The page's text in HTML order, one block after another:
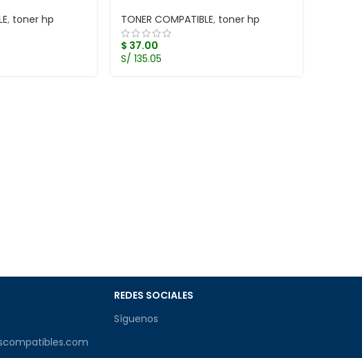
, toner hp
TONER COMPATIBLE, toner hp
$ 37.00
S/ 135.05
REDES SOCIALES
Síguenos